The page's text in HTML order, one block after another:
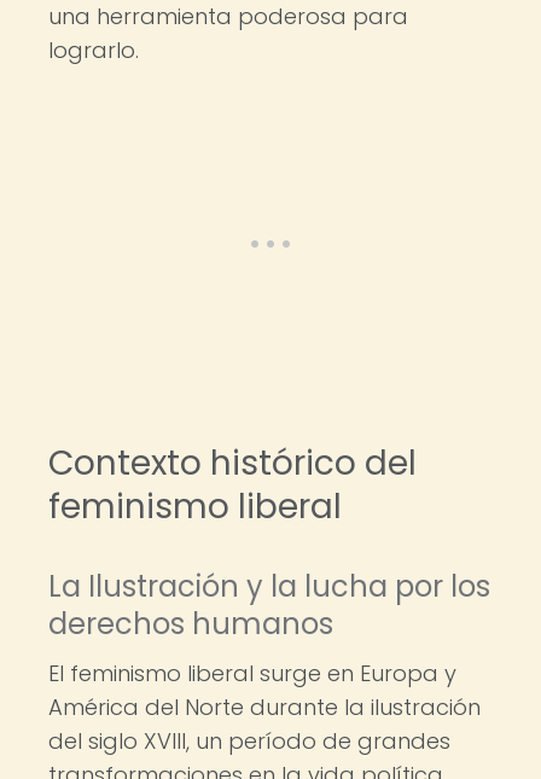
una herramienta poderosa para
lograrlo.
Contexto histórico del
feminismo liberal
La Ilustración y la lucha por los
derechos humanos
El feminismo liberal surge en Europa y
América del Norte durante la ilustración
del siglo XVIII, un período de grandes